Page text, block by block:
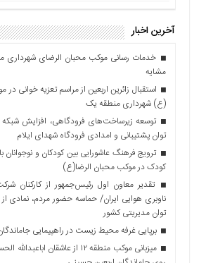
آخرین اخبار
مشایه
استقبال زائرین اربعین از مراسم تعزیه خوانی در
(ع) شهرداری منطقه یک
توسعه زیرساخت‌های فرودگاهی، افزایش شبکه
توان پشتیبانی و امدادی فرودگاه شهدای ایلام
ترویج فرهنگ عاشورایی بین کودکان و نوجوانان
کودک در موکب محبان الرضا(ع)
تقدیر معاون اول رئیس‌جمهور از کارکنان
ناوبری هوایی ایران/ حماسه حضور مردم، نمادی از
توان مدیریتی کشور
برپایی غرفه محیط زیست در راهپیمایی
میزبانی موکب منطقه ۱۲ از عاشقان